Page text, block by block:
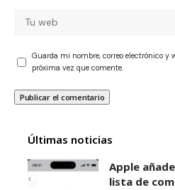
Guarda mi nombre, correo electrónico y
próxima vez que comente.
Últimas noticias
Apple
lista de